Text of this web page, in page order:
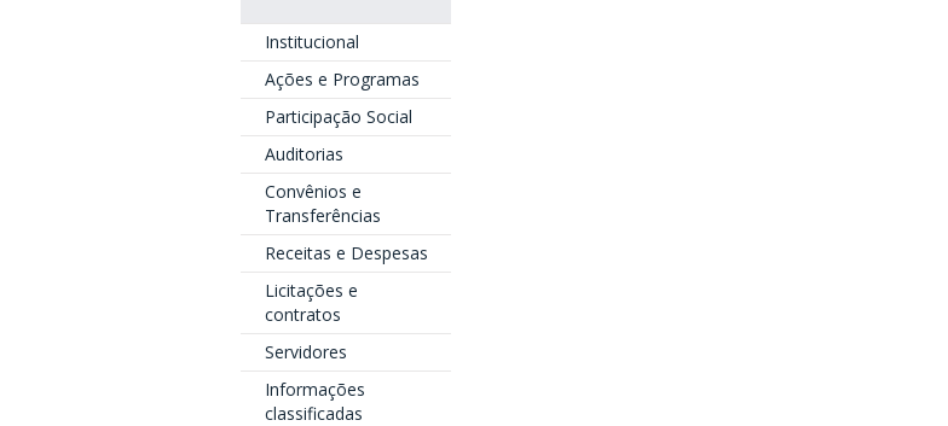
Institucional
Ações e Programas
Participação Social
Auditorias
Convênios e
Transferências
Receitas e Despesas
Licitações e
contratos
Servidores
Informações
classificadas